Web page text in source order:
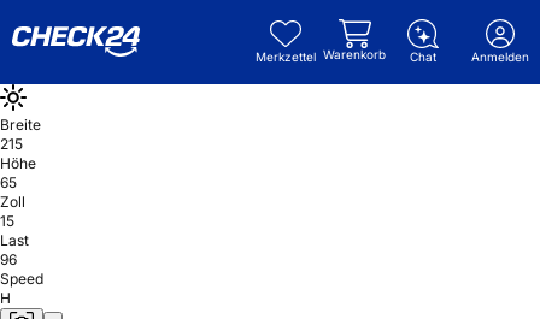
Merkzettel Warenkorb Chat Anmelden
Breite
215
Höhe
65
Zoll
15
Last
96
Speed
H